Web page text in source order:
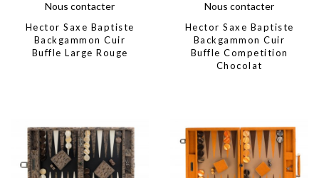
Nous contacter
Hector Saxe Baptiste
Backgammon Cuir
Buffle Large Rouge
Nous contacter
Hector Saxe Baptiste
Backgammon Cuir
Buffle Competition
Chocolat